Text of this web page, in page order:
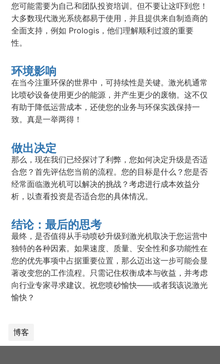
您可能需要为自己和团队投资培训。但不要让这吓到您！
大多数现代激光系统都易于使用，并且提供来自制造商的
全面支持，例如 Prologis，他们理解顺利过渡的重要
性。
环境影响
在当今注重环保的世界中，可持续性是关键。激光机通常
比喷砂设备使用更少的能源，并产生更少的废物。这不仅
有助于降低运营成本，还使您的业务与环保实践保持一
致。真是一举两得！
做出决定
那么，现在我们已经探讨了利弊，您如何决定升级是否适
合您？首先评估您当前的流程。您的目标是什么？您是否
经常面临激光机可以解决的挑战？考虑进行成本效益分
析，以查看投资是否适合您的具体情况。
结论：最后的思考
最终，是否值得从手动喷砂升级到激光机取决于您运营中
独特的各种因素。如果速度、质量、安全性和多功能性在
您的优先事项中占据重要位置，那么迈出这一步可能会显
著改变您的工作流程。只需记住权衡成本与收益，并考虑
向行业专家寻求建议。祝您喷砂愉快——或者我该说激光
愉快？
博客